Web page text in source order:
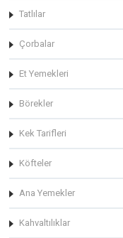
Tatlılar
Çorbalar
Et Yemekleri
Börekler
Kek Tarifleri
Köfteler
Ana Yemekler
Kahvaltılıklar